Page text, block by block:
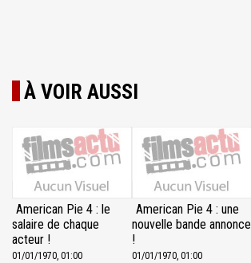
À VOIR AUSSI
American Pie 4 : le
salaire de chaque
acteur !
01/01/1970, 01:00
American Pie 4 : une
nouvelle bande annonce
!
01/01/1970, 01:00